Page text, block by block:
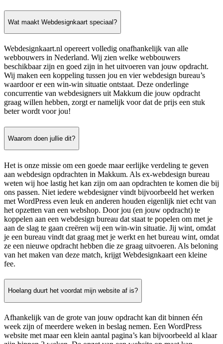
Wat maakt Webdesignkaart speciaal?
Webdesignkaart.nl opereert volledig onafhankelijk van alle
webbouwers in Nederland. Wij zien welke webbouwers
beschikbaar zijn en goed zijn in het uitvoeren van jouw opdracht.
Wij maken een koppeling tussen jou en vier webdesign bureau’s
waardoor er een win-win situatie ontstaat. Deze onderlinge
concurrentie van webdesigners uit Makkum die jouw opdracht
graag willen hebben, zorgt er namelijk voor dat de prijs een stuk
beter wordt voor jou!
Waarom doen jullie dit?
Het is onze missie om een goede maar eerlijke verdeling te geven
aan webdesign opdrachten in Makkum. Als ex-webdesign bureau
weten wij hoe lastig het kan zijn om aan opdrachten te komen die bij
ons passen. Niet iedere webdesigner vindt bijvoorbeeld het werken
met WordPress even leuk en anderen houden eigenlijk niet echt van
het opzetten van een webshop. Door jou (en jouw opdracht) te
koppelen aan een webdesign bureau dat staat te popelen om met je
aan de slag te gaan creëren wij een win-win situatie. Jij wint, omdat
je een bureau vindt dat graag met je werkt en het bureau wint, omdat
ze een nieuwe opdracht hebben die ze graag uitvoeren. Als beloning
van het maken van deze match, krijgt Webdesignkaart een kleine
fee.
Hoelang duurt het voordat mijn website af is?
Afhankelijk van de grote van jouw opdracht kan dit binnen één
week zijn of meerdere weken in beslag nemen. Een WordPress
website met maar een klein aantal pagina’s kan bijvoorbeeld al klaar